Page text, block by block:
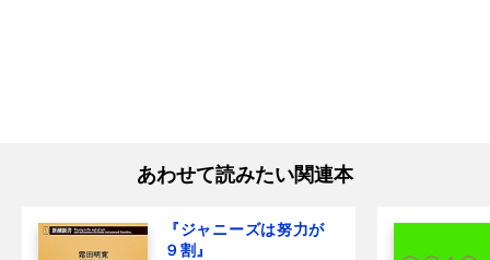
あわせて読みたい関連本
『ジャニーズは努力が
９割』